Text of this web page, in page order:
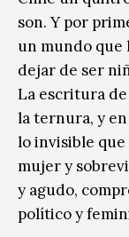
son. Y por
un mundo que
dejar de ser
La escritura
la ternura, y
lo invisible
mujer y
y agudo,
político y